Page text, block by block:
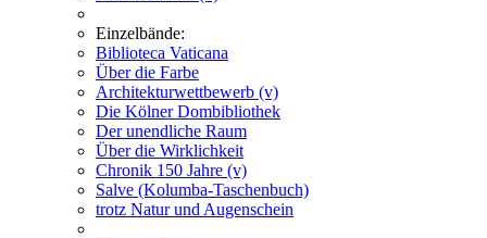
Einzelbände:
Biblioteca Vaticana
Über die Farbe
Architekturwettbewerb (v)
Die Kölner Dombibliothek
Der unendliche Raum
Über die Wirklichkeit
Chronik 150 Jahre (v)
Salve (Kolumba-Taschenbuch)
trotz Natur und Augenschein